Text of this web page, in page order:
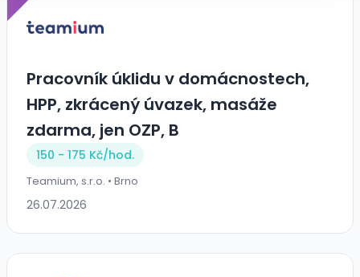
Pracovník úklidu v domácnostech,
HPP, zkrácený úvazek, masáže
zdarma, jen OZP, B
150 - 175 Kč/hod.
Teamium, s.r.o. • Brno
26.07.2026